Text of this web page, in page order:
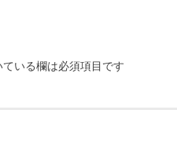
ている欄は必須項目です